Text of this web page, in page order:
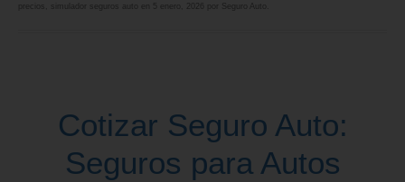
Seguro Auto
Cotizar Seguro Auto:
Seguros para Autos